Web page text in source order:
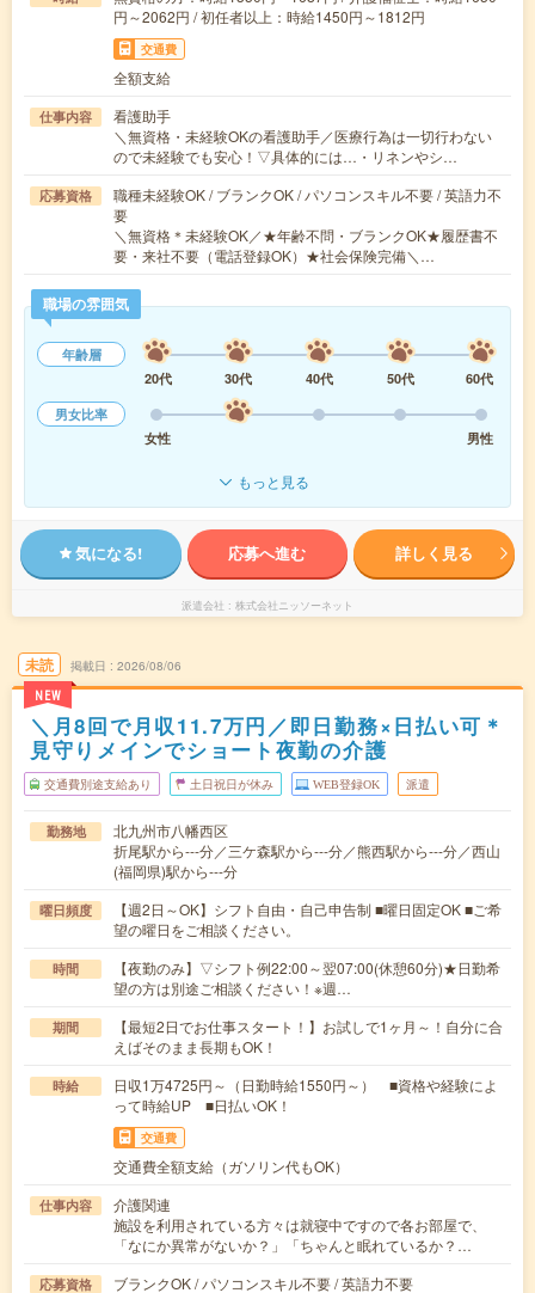
円～2062円 / 初任者以上：時給1450円～1812円
交通費
全額支給
仕事内容
看護助手
＼無資格・未経験OKの看護助手／医療行為は一切行わない
ので未経験でも安心！▽具体的には…・リネンやシ…
応募資格
職種未経験OK / ブランクOK / パソコンスキル不要 / 英語力不
要
＼無資格＊未経験OK／★年齢不問・ブランクOK★履歴書不
要・来社不要（電話登録OK）★社会保険完備＼…
職場の雰囲気
年齢層
20代
30代 40代 50代
60代
男女比率
女性
男性
もっと見る
気になる! 応募へ進む 詳しく見る
派遣会社 株式会社ニッソーネット
未読
NEW
掲載日 2026/08/06
＼月8回で月収11.7万円／即日勤務×日払い可＊
見守りメインでショート夜勤の介護
交通費別途支給あり 土日祝日が休み WEB登録OK 派遣
勤務地
北九州市八幡西区
折尾駅から---分／三ケ森駅から---分／熊西駅から---分／西山
(福岡県)駅から---分
曜日頻度
【週2日～OK】シフト自由・自己申告制 ■曜日固定OK ■ご希
望の曜日をご相談ください。
時間
【夜勤のみ】▽シフト例22:00～翌07:00(休憩60分)★日勤希
望の方は別途ご相談ください！※週…
期間
【最短2日でお仕事スタート！】お試しで1ヶ月～！自分に合
えばそのまま長期もOK！
時給
日収1万4725円～（日勤時給1550円～） ■資格や経験によ
って時給UP ■日払いOK！
交通費
交通費全額支給（ガソリン代もOK）
仕事内容
介護関連
施設を利用されている方々は就寝中ですので各お部屋で、
「なにか異常がないか？」「ちゃんと眠れているか？…
応募資格
ブランクOK / パソコンスキル不要 / 英語力不要